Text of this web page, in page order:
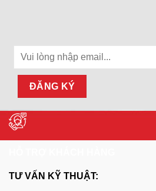
TƯ VẤN KỸ THUẬT: